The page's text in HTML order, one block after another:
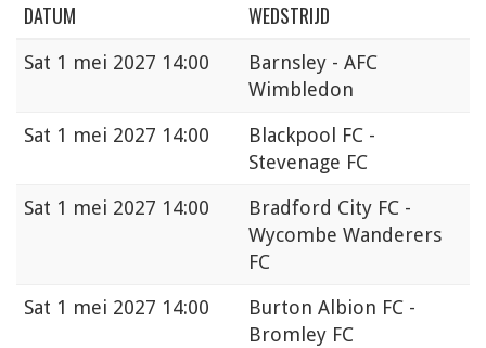
DATUM WEDSTRIJD
Sat 1 mei 2027 14:00
Barnsley - AFC
Wimbledon
Sat 1 mei 2027 14:00
Blackpool FC -
Stevenage FC
Sat 1 mei 2027 14:00
Bradford City FC -
Wycombe Wanderers
FC
Sat 1 mei 2027 14:00
Burton Albion FC -
Bromley FC